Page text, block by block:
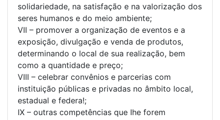
solidariedade, na satisfação e na valorização dos
seres humanos e do meio ambiente;
VII – promover a organização de eventos e a
exposição, divulgação e venda de produtos,
determinando o local de sua realização, bem
como a quantidade e preço;
VIII – celebrar convênios e parcerias com
instituição públicas e privadas no âmbito local,
estadual e federa!;
IX – outras competências que Ihe forem